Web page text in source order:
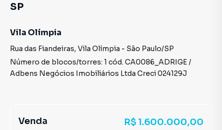
SP
Vila Olímpia
Rua das Fiandeiras, Vila Olímpia - São Paulo/SP
Número de blocos/torres: 1 cód. CA0086_ADRIGE /
Adbens Negócios Imobiliários Ltda Creci024129J
Venda R$ 1.600.000,00